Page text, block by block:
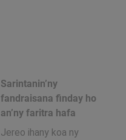
Sarintanin’ny
fandraisana finday ho
an’ny faritra hafa
Jereo ihany koa ny